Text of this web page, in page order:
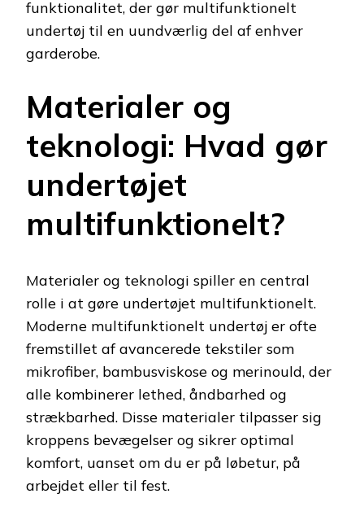
funktionalitet, der gør multifunktionelt
undertøj til en uundværlig del af enhver
garderobe.
Materialer og
teknologi: Hvad gør
undertøjet
multifunktionelt?
Materialer og teknologi spiller en central
rolle i at gøre undertøjet multifunktionelt.
Moderne multifunktionelt undertøj er ofte
fremstillet af avancerede tekstiler som
mikrofiber, bambusviskose og merinould, der
alle kombinerer lethed, åndbarhed og
strækbarhed. Disse materialer tilpasser sig
kroppens bevægelser og sikrer optimal
komfort, uanset om du er på løbetur, på
arbejdet eller til fest.